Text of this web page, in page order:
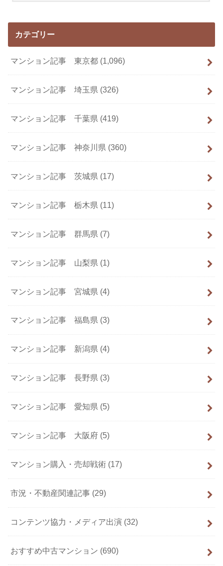
カテゴリー
マンション記事 東京都 (1,096)
マンション記事 埼玉県 (326)
マンション記事 千葉県 (419)
マンション記事 神奈川県 (360)
マンション記事 茨城県 (17)
マンション記事 栃木県 (11)
マンション記事 群馬県 (7)
マンション記事 山梨県 (1)
マンション記事 宮城県 (4)
マンション記事 福島県 (3)
マンション記事 新潟県 (4)
マンション記事 長野県 (3)
マンション記事 愛知県 (5)
マンション記事 大阪府 (5)
マンション購入・売却戦術 (17)
市況・不動産関連記事 (29)
コンテンツ協力・メディア出演 (32)
おすすめ中古マンション (690)